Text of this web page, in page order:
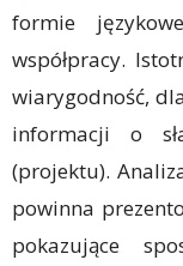
formie
współpracy.
wiarygodność,
informacji o
(projektu).
powinna
pokazujące